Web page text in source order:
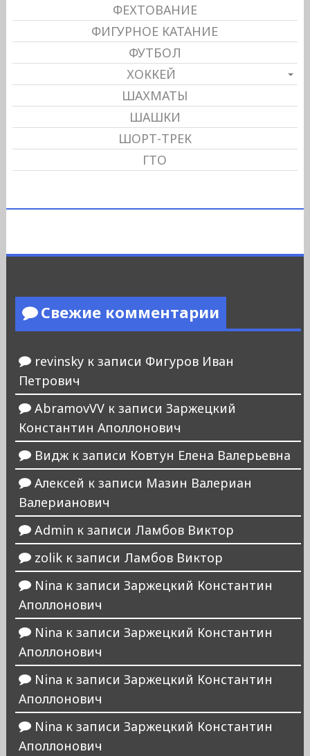
ФЕХТОВАНИЕ
ФИГУРНОЕ КАТАНИЕ
ФУТБОЛ
ХОККЕЙ
ШАХМАТЫ
ШАШКИ
ШОРТ-ТРЕК
ГТО
Свежие комментарии
revinskyк записи Фигуров Иван
Петрович
AbramovVVк записи Заржецкий
Константин Аполлонович
Виджк записи Ковтун Елена Валерьевна
Алексей к записи Мазин Валериан
Валерианович
Admin к записи Ламбов Виктор
zolikк записи Ламбов Виктор
Nina к записи Заржецкий Константин
Аполлонович
Nina к записи Заржецкий Константин
Аполлонович
Nina к записи Заржецкий Константин
Аполлонович
Nina к записи Заржецкий Константин
Аполлонович